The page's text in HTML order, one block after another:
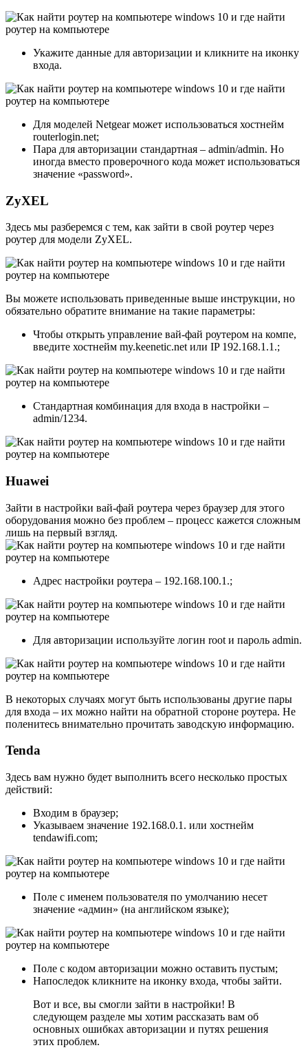
Укажите данные для авторизации и кликните на иконку
входа.
Для моделей Netgear может использоваться хостнейм
routerlogin.net;
Пара для авторизации стандартная – admin/admin. Но
иногда вместо проверочного кода может использоваться
значение «password».
ZyXEL
Здесь мы разберемся с тем, как зайти в свой роутер через
роутер для модели ZyXEL.
Вы можете использовать приведенные выше инструкции, но
обязательно обратите внимание на такие параметры:
Чтобы открыть управление вай-фай роутером на компе,
введите хостнейм my.keenetic.net или IP 192.168.1.1.;
Стандартная комбинация для входа в настройки –
admin/1234.
Huawei
Зайти в настройки вай-фай роутера через браузер для этого
оборудования можно без проблем – процесс кажется сложным
лишь на первый взгляд.
Адрес настройки роутера – 192.168.100.1.;
Для авторизации используйте логин root и пароль admin.
В некоторых случаях могут быть использованы другие пары
для входа – их можно найти на обратной стороне роутера. Не
поленитесь внимательно прочитать заводскую информацию.
Tenda
Здесь вам нужно будет выполнить всего несколько простых
действий:
Входим в браузер;
Указываем значение 192.168.0.1. или хостнейм
tendawifi.com;
Поле с именем пользователя по умолчанию несет
значение «админ» (на английском языке);
Поле с кодом авторизации можно оставить пустым;
Напоследок кликните на иконку входа, чтобы зайти.
Вот и все, вы смогли зайти в настройки! В
следующем разделе мы хотим рассказать вам об
основных ошибках авторизации и путях решения
этих проблем.